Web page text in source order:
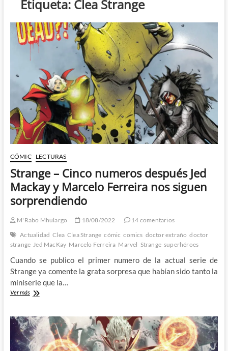
Etiqueta: Clea Strange
CÓMIC LECTURAS
Strange – Cinco numeros después Jed
Mackay y Marcelo Ferreira nos siguen
sorprendiendo
M'Rabo Mhulargo 18/08/2022
14 comentarios
Actualidad Clea Clea Strange cómic comics doctor extraño doctor
strange Jed MacKay Marcelo Ferreira Marvel Strange superhéroes
Cuando se publico el primer numero de la actual serie de
Strange ya comente la grata sorpresa que habían sido tanto la
miniserie que la…
Ver másStrange
numeros
después
Jed
Mackay